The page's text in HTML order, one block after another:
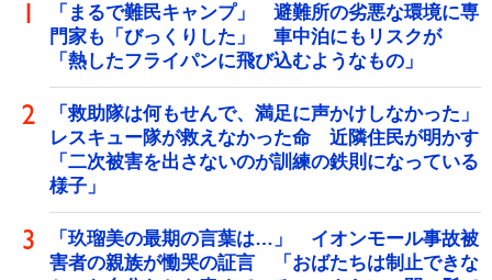
「まるで難民キャンプ」 避難所の劣悪な環境に専
門家も「びっくりした」 車中泊にもリスクが
「熱したフライパンに飛び込むようなもの」
「救助隊は何もせんで、満足に声かけしなかった」
レスキュー隊が救えなかった命 近隣住民が明かす
「二次被害を出さないのが訓練の鉄則になっている
様子」
「玖瑠美の最期の言葉は…」 イオンモール事故被
害者の親族が慟哭の証言 「おばたちは制止できな